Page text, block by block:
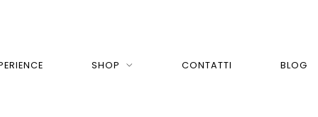
SHOP CONTATTI BLOG